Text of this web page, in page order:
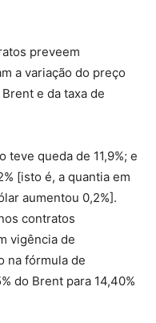
preveem
a variação do preço
e da taxa de
queda de 11,9%; e
[isto é, a quantia em
aumentou 0,2%].
contratos
vigência de
na fórmula de
do Brent para 14,40%